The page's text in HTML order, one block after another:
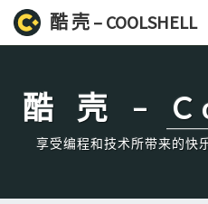
酷 壳 – COOLSHELL
酷 壳 –
享受编程和技术所带来的